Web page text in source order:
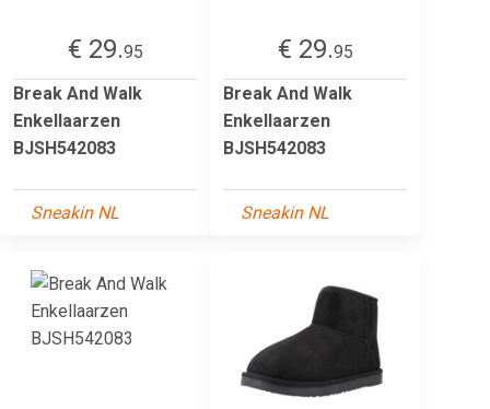
€ 29.95
Break And Walk
Enkellaarzen
BJSH542083
Sneakin NL
€ 29.95
Break And Walk
Enkellaarzen
BJSH542083
Sneakin NL